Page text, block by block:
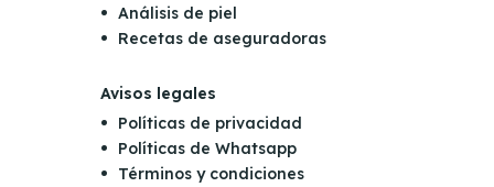
Análisis de piel
Recetas de aseguradoras
Avisos legales
Políticas de privacidad
Políticas de Whatsapp
Términos y condiciones